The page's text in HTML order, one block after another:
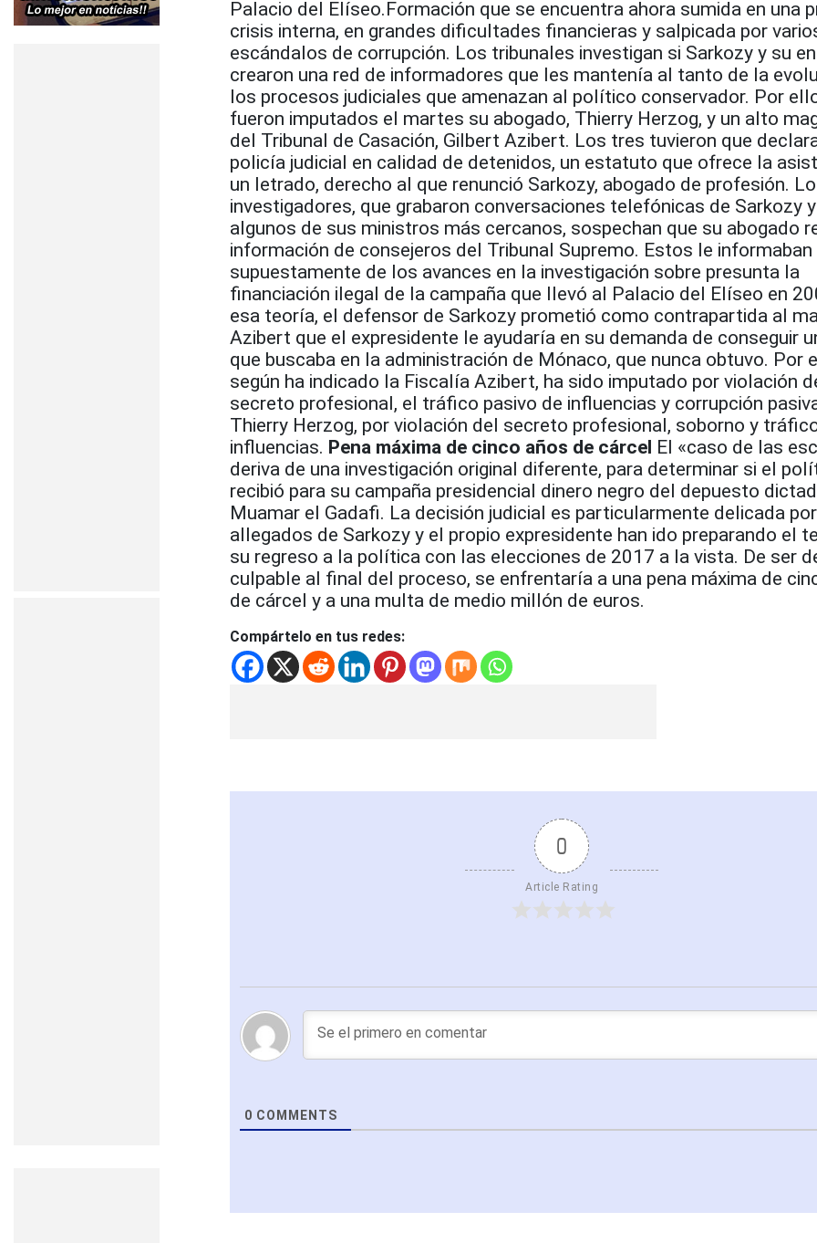
Palacio del Elíseo.Formación que se encuentra ahora sumida en una
crisis interna, en grandes dificultades financieras y salpicada por
escándalos de corrupción. Los tribunales investigan si Sarkozy y su
crearon una red de informadores que les mantenía al tanto de la
los procesos judiciales que amenazan al político conservador. Por
fueron imputados el martes su abogado, Thierry Herzog, y un alto
del Tribunal de Casación, Gilbert Azibert. Los tres tuvieron que
policía judicial en calidad de detenidos, un estatuto que ofrece la
un letrado, derecho al que renunció Sarkozy, abogado de profesión.
investigadores, que grabaron conversaciones telefónicas de Sarkozy
algunos de sus ministros más cercanos, sospechan que su abogado
información de consejeros del Tribunal Supremo. Estos le informaban
supuestamente de los avances en la investigación sobre presunta la
financiación ilegal de la campaña que llevó al Palacio del Elíseo en
esa teoría, el defensor de Sarkozy prometió como contrapartida al
Azibert que el expresidente le ayudaría en su demanda de conseguir
que buscaba en la administración de Mónaco, que nunca obtuvo. Por
según ha indicado la Fiscalía Azibert, ha sido imputado por violación
secreto profesional, el tráfico pasivo de influencias y corrupción
Thierry Herzog, por violación del secreto profesional, soborno y
influencias. Pena máxima de cinco años de cárcel El «caso de las
deriva de una investigación original diferente, para determinar si el
recibió para su campaña presidencial dinero negro del depuesto
Muamar el Gadafi. La decisión judicial es particularmente delicada
allegados de Sarkozy y el propio expresidente han ido preparando el
su regreso a la política con las elecciones de 2017 a la vista. De ser
culpable al final del proceso, se enfrentaría a una pena máxima de
de cárcel y a una multa de medio millón de euros.
Compártelo en tus redes:
0
Article Rating
0 COMMENTS